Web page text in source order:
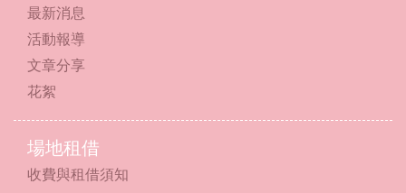
最新消息
活動報導
文章分享
花絮
場地租借
收費與租借須知